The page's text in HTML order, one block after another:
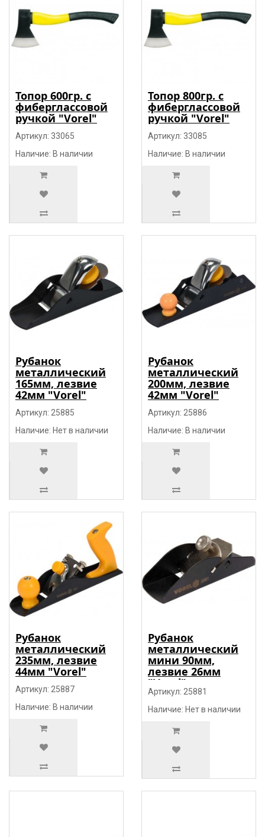
Топор 600гр. c
фиберглассовой
ручкой "Vorel"
Артикул: 33065
Наличие: В наличии
Топор 800гр. c
фиберглассовой
ручкой "Vorel"
Артикул: 33085
Наличие: В наличии
Рубанок
металлический
165мм, лезвие
42мм "Vorel"
Артикул: 25885
Наличие: Нет в наличии
Рубанок
металлический
200мм, лезвие
42мм "Vorel"
Артикул: 25886
Наличие: В наличии
Рубанок
металлический
235мм, лезвие
44мм "Vorel"
Артикул: 25887
Наличие: В наличии
Рубанок
металлический
мини 90мм,
лезвие 26мм
"Vorel"
Артикул: 25881
Наличие: Нет в наличии